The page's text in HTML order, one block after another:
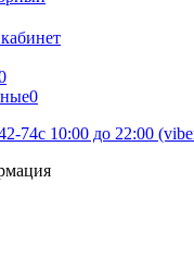
0
74с 10:00 до 22:00